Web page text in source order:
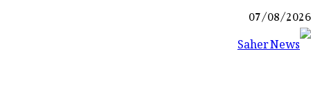
Skip
to
07/08/2026